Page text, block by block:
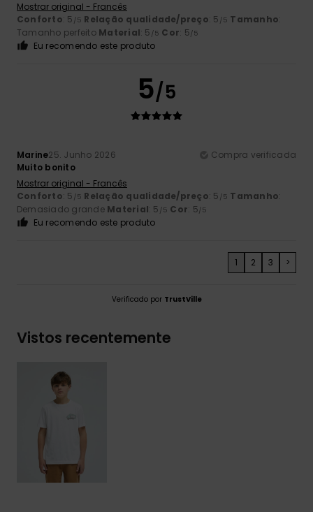
Mostrar original - Francês
Conforto: 5 /5 Relação qualidade/preço: 5 /5 Tamanho:
Tamanho perfeito Material: 5 /5 Cor: 5/5
Eu recomendo este produto
5/5
Marine25. Junho 2026
Compra verificada
Muito bonito
Mostrar original - Francês
Conforto: 5 /5 Relação qualidade/preço: 5 /5 Tamanho:
Demasiado grande Material: 5 /5 Cor: 5/5
Eu recomendo este produto
1 2 3 >
Verificado por TrustVille
Vistos recentemente